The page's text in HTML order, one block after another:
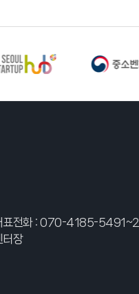
표전화 :070-4185-5491~2
터장